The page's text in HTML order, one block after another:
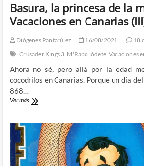
Basura, la princesa de la
Vacaciones en Canarias
Diógenes Pantarújez 16/08/2021
18
Crusader Kings 3 M'Rabo jódete Vacaciones
Ahora no sé, pero allá por la edad
cocodrilos en Canarias. Porque un día
868…
Ver másBasura,
de
la
melancolía:
Vacaciones
en